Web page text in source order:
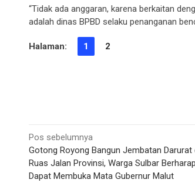
“Tidak ada anggaran, karena berkaitan
adalah dinas BPBD selaku penanganan
Halaman: 1 2
Navigasi
pos
Pos sebelumnya
Gotong Royong Bangun Jembatan Darurat
Ruas Jalan Provinsi, Warga Sulbar Berharap
Dapat Membuka Mata Gubernur Malut